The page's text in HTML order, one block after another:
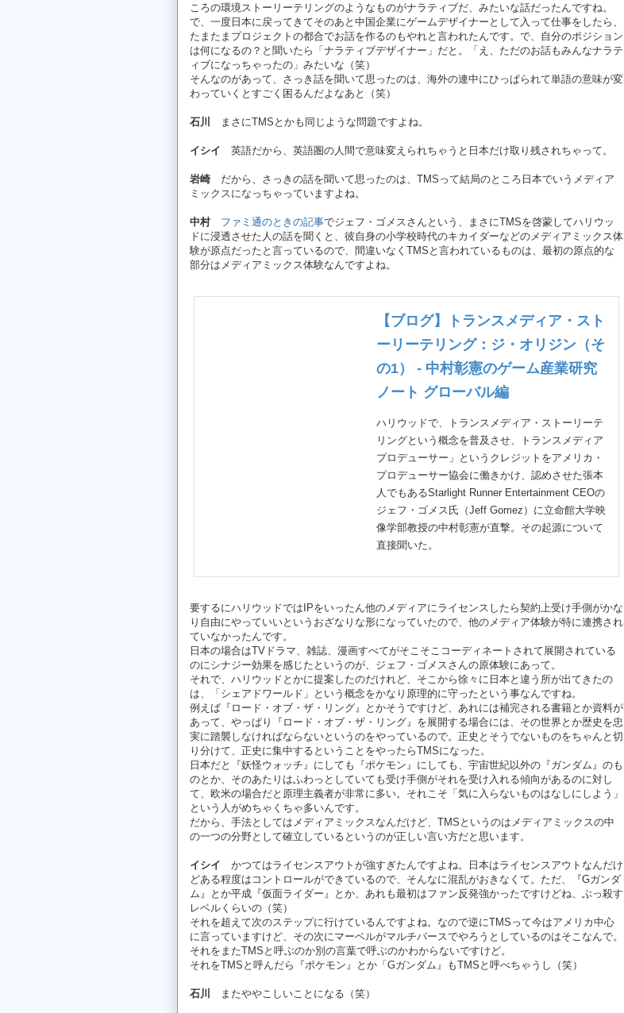
ころの環境ストーリーテリングのようなものがナラティブだ、みたいな話だったんですね。
で、一度日本に戻ってきてそのあと中国企業にゲームデザイナーとして入って仕事をしたら、
たまたまプロジェクトの都合でお話を作るのもやれと言われたんです。で、自分のポジション
は何になるの？と聞いたら「ナラティブデザイナー」だと。「え、ただのお話もみんなナラテ
ィブになっちゃったの」みたいな（笑）
そんなのがあって、さっき話を聞いて思ったのは、海外の連中にひっぱられて単語の意味が変
わっていくとすごく困るんだよなあと（笑）
石川 まさにTMSとかも同じような問題ですよね。
イシイ 英語だから、英語圏の人間で意味変えられちゃうと日本だけ取り残されちゃって。
岩崎だから、さっきの話を聞いて思ったのは、TMSって結局のところ日本でいうメディア
ミックスになっちゃっていますよね。
中村 ファミ通のときの記事でジェフ・ゴメスさんという、まさにTMSを啓蒙してハリウッ
ドに浸透させた人の話を聞くと、彼自身の小学校時代のキカイダーなどのメディアミックス体
験が原点だったと言っているので、間違いなくTMSと言われているものは、最初の原点的な
部分はメディアミックス体験なんですよね。
【ブログ】トランスメディア・スト
ーリーテリング：ジ・オリジン（そ
の1） - 中村彰憲のゲーム産業研究
ノート グローバル編
ハリウッドで、トランスメディア・ストーリーテ
リングという概念を普及させ、トランスメディア
プロデューサー」というクレジットをアメリカ・
プロデューサー協会に働きかけ、認めさせた張本
人でもあるStarlight Runner Entertainment CEOの
ジェフ・ゴメス氏（Jeff Gomez）に立命館大学映
像学部教授の中村彰憲が直撃。その起源について
直接聞いた。
要するにハリウッドではIPをいったん他のメディアにライセンスしたら契約上受け手側がかな
り自由にやっていいというおざなりな形になっていたので、他のメディア体験が特に連携され
ていなかったんです。
日本の場合はTVドラマ、雑誌、漫画すべてがそこそこコーディネートされて展開されている
のにシナジー効果を感じたというのが、ジェフ・ゴメスさんの原体験にあって。
それで、ハリウッドとかに提案したのだけれど、そこから徐々に日本と違う所が出てきたの
は、「シェアドワールド」という概念をかなり原理的に守ったという事なんですね。
例えば『ロード・オブ・ザ・リング』とかそうですけど、あれには補完される書籍とか資料が
あって、やっぱり『ロード・オブ・ザ・リング』を展開する場合には、その世界とか歴史を忠
実に踏襲しなければならないというのをやっているので。正史とそうでないものをちゃんと切
り分けて、正史に集中するということをやったらTMSになった。
日本だと『妖怪ウォッチ』にしても『ポケモン』にしても、宇宙世紀以外の『ガンダム』のも
のとか、そのあたりはふわっとしていても受け手側がそれを受け入れる傾向があるのに対し
て、欧米の場合だと原理主義者が非常に多い。それこそ「気に入らないものはなしにしよう」
という人がめちゃくちゃ多いんです。
だから、手法としてはメディアミックスなんだけど、TMSというのはメディアミックスの中
の一つの分野として確立しているというのが正しい言い方だと思います。
イシイ かつてはライセンスアウトが強すぎたんですよね。日本はライセンスアウトなんだけ
どある程度はコントロールができているので、そんなに混乱がおきなくて。ただ、『Gガンダ
ム』とか平成『仮面ライダー』とか、あれも最初はファン反発強かったですけどね、ぶっ殺す
レベルくらいの（笑）
それを超えて次のステップに行けているんですよね。なので逆にTMSって今はアメリカ中心
に言っていますけど、その次にマーベルがマルチバースでやろうとしているのはそこなんで。
それをまたTMSと呼ぶのか別の言葉で呼ぶのかわからないですけど。
それをTMSと呼んだら『ポケモン』とか「Gガンダム』もTMSと呼べちゃうし（笑）
石川 またややこしいことになる（笑）